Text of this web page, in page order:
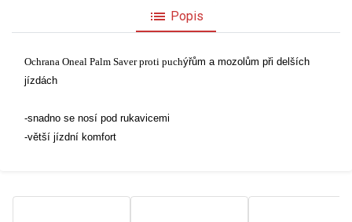
list Popis
Ochrana Oneal Palm Saver proti puchýřům a mozolům při delších
jízdách
-snadno se nosí pod rukavicemi
-větší jízdní komfort